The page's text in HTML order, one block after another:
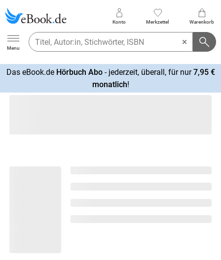
Ebook.de
Menu
Konto Merkzettel Warenkorb
Das eBook.de Hörbuch Abo- jederzeit, überall, für nur7,95 €
monatlich!